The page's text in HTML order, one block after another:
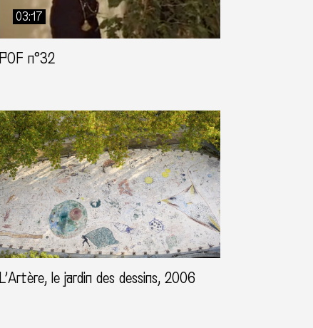
03:17
POF n°32
L’Artère, le jardin des dessins, 2006